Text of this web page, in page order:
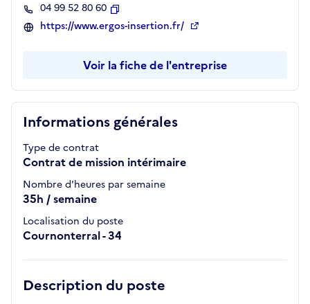
Informations générales
Type de contrat
Contrat de mission intérimaire
Nombre d'heures par semaine
35h / semaine
Localisation du poste
Cournonterral - 34
Description du poste
04 99 52 80 60
Copier
https://www.ergos-insertion.fr/
Voir la fiche de l'entreprise